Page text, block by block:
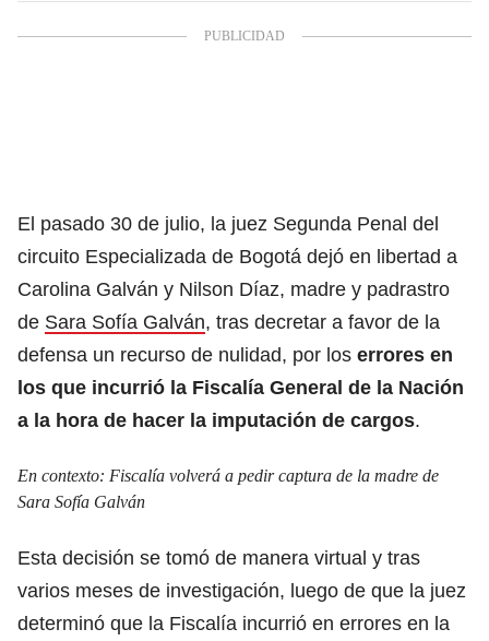
El pasado 30 de julio, la juez Segunda Penal del
circuito Especializada de Bogotá dejó en libertad a
Carolina Galván y Nilson Díaz, madre y padrastro
de Sara Sofía Galván, tras decretar a favor de la
defensa un recurso de nulidad, por los errores en
los que incurrió la Fiscalía General de la Nación
a la hora de hacer la imputación de cargos.
En contexto: Fiscalía volverá a pedir captura de la madre de
Sara Sofía Galván
Esta decisión se tomó de manera virtual y tras
varios meses de investigación, luego de que la juez
determinó que la Fiscalía incurrió en errores en la